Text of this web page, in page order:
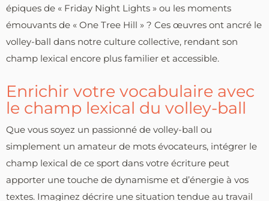
épiques de « Friday Night Lights » ou les moments
émouvants de « One Tree Hill » ? Ces œuvres ont ancré le
volley-ball dans notre culture collective, rendant son
champ lexical encore plus familier et accessible.
Enrichir votre vocabulaire avec
le champ lexical du volley-ball
Que vous soyez un passionné de volley-ball ou
simplement un amateur de mots évocateurs, intégrer le
champ lexical de ce sport dans votre écriture peut
apporter une touche de dynamisme et d’énergie à vos
textes. Imaginez décrire une situation tendue au travail